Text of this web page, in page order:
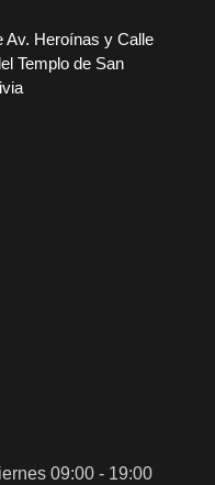
Av. Heroínas y Calle
Templo de San
09:00 - 19:00